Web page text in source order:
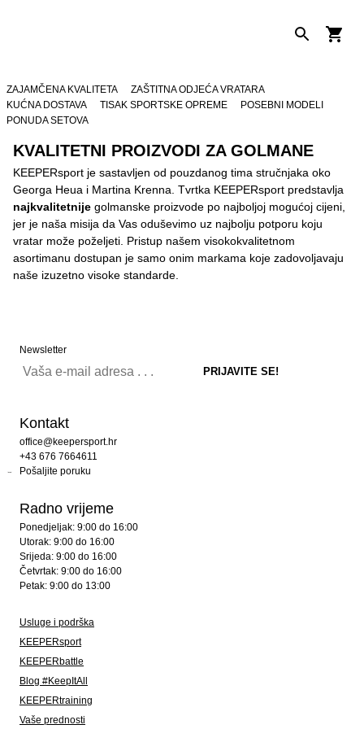
ZAJAMČENA KVALITETA
ZAŠTITNA ODJEĆA VRATARA
KUĆNA DOSTAVA
TISAK SPORTSKE OPREME
POSEBNI MODELI
PONUDA SETOVA
KVALITETNI PROIZVODI ZA GOLMANE
KEEPERsport je sastavljen od pouzdanog tima stručnjaka oko
Georga Heua i Martina Krenna. Tvrtka KEEPERsport predstavlja
najkvalitetnije golmanske proizvode po najboljoj mogućoj cijeni,
jer je naša misija da Vas oduševimo uz najbolju potporu koju
vratar može poželjeti. Pristup našem visokokvalitetnom
asortimanu dostupan je samo onim markama koje zadovoljavaju
naše izuzetno visoke standarde.
Newsletter
Kontakt
office@keepersport.hr
+43 676 7664611
Pošaljite poruku
Radno vrijeme
Ponedjeljak: 9:00 do 16:00
Utorak: 9:00 do 16:00
Srijeda: 9:00 do 16:00
Četvrtak: 9:00 do 16:00
Petak: 9:00 do 13:00
Usluge i podrška
KEEPERsport
KEEPERbattle
Blog #KeepItAll
KEEPERtraining
Vaše prednosti